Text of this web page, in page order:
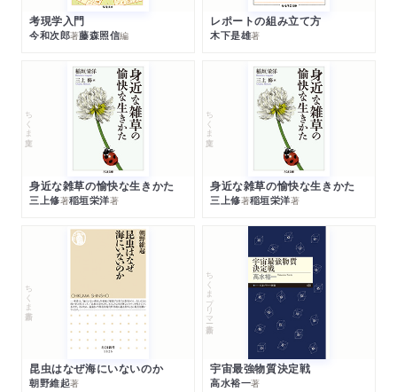
考現学入門
今和次郎著藤森照信編
レポートの組み立て方
木下是雄著
ちくま文庫
身近な雑草の愉快な生きかた
三上修著稲垣栄洋著
ちくま文庫
身近な雑草の愉快な生きかた
三上修著稲垣栄洋著
ちくま新書
昆虫はなぜ海にいないのか
朝野維起著
ちくまプリマー新書
宇宙最強物質決定戦
高水裕一著